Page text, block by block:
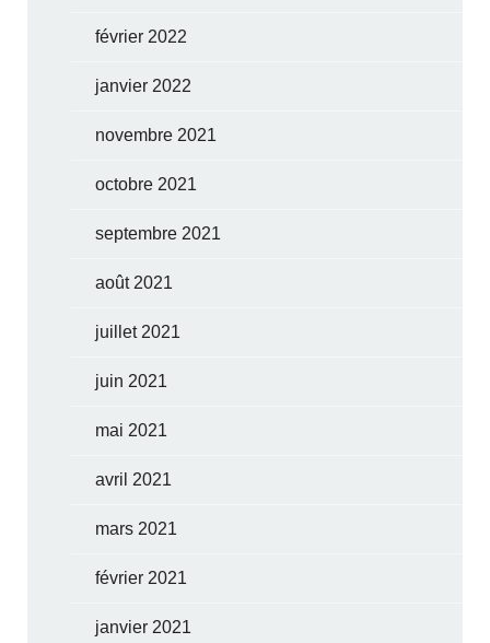
février 2022
janvier 2022
novembre 2021
octobre 2021
septembre 2021
août 2021
juillet 2021
juin 2021
mai 2021
avril 2021
mars 2021
février 2021
janvier 2021